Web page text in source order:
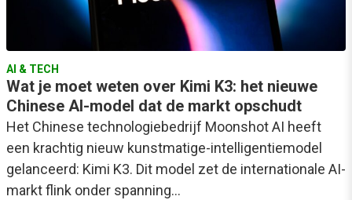
AI & TECH
Wat je moet weten over Kimi K3: het nieuwe
Chinese AI-model dat de markt opschudt
Het Chinese technologiebedrijf Moonshot AI heeft
een krachtig nieuw kunstmatige-intelligentiemodel
gelanceerd: Kimi K3. Dit model zet de internationale AI-
markt flink onder spanning…